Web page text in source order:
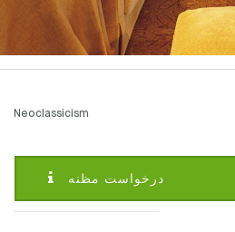
Neoclassicism
درخواست مظنه